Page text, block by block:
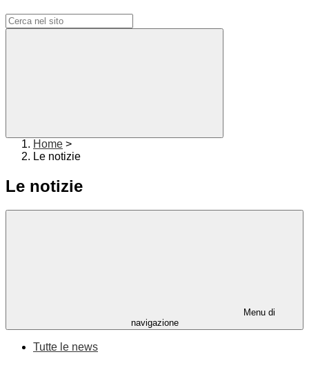
Home >
Le notizie
Le notizie
Menu di
navigazione
Tutte le news